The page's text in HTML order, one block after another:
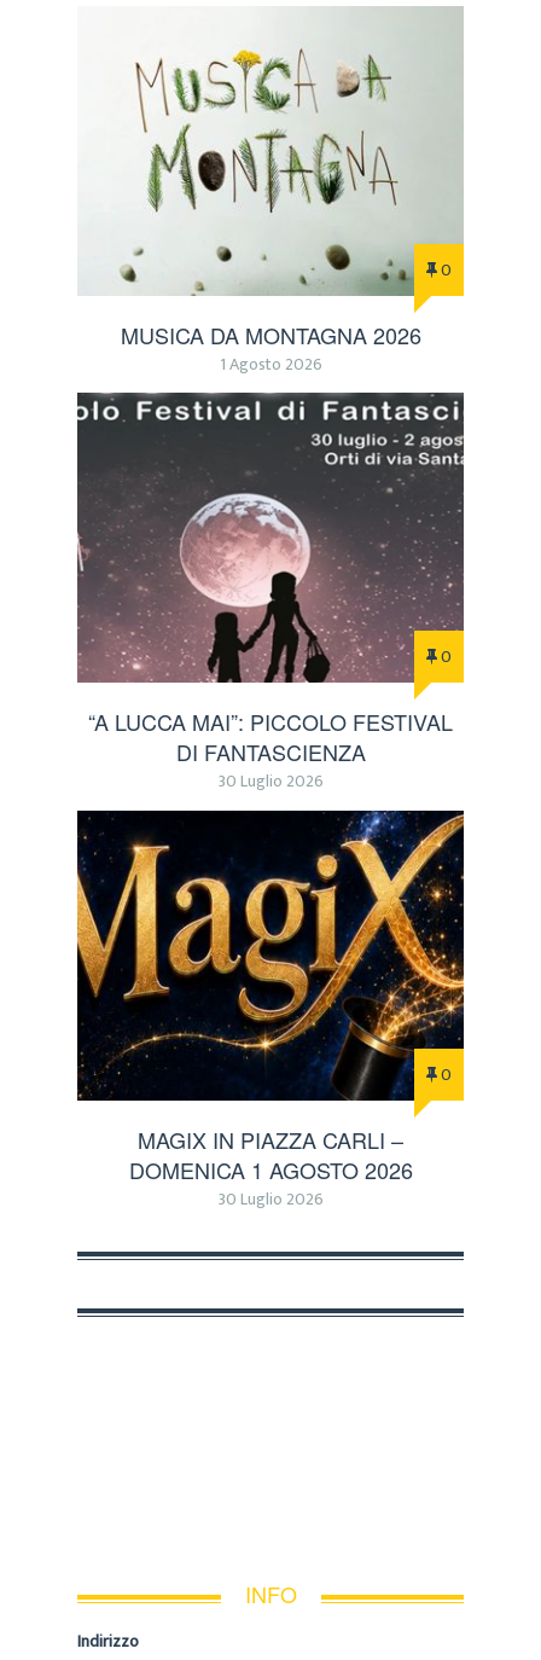
0
MUSICA DA MONTAGNA 2026
1 Agosto 2026
0
“A LUCCA MAI”: PICCOLO FESTIVAL
DI FANTASCIENZA
30 Luglio 2026
0
MAGIX IN PIAZZA CARLI –
DOMENICA 1 AGOSTO 2026
30 Luglio 2026
INFO
Indirizzo